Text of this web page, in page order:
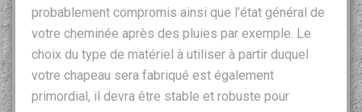
probablement compromis ainsi que l’état général de
votre cheminée après des pluies par exemple. Le
choix du type de matériel à utiliser à partir duquel
votre chapeau sera fabriqué est également
primordial, il devra être stable et robuste pour